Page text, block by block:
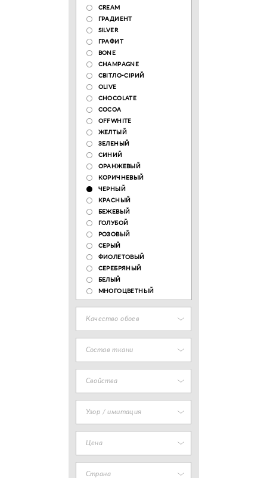
CREAM
ГРАДИЕНТ
SILVER
ГРАФИТ
BONE
CHAMPAGNE
СВІТЛО-СІРИЙ
OLIVE
CHOCOLATE
COCOA
OFFWHITE
ЖЕЛТЫЙ
ЗЕЛЕНЫЙ
СИНИЙ
ОРАНЖЕВЫЙ
КОРИЧНЕВЫЙ
ЧЕРНЫЙ
КРАСНЫЙ
БЕЖЕВЫЙ
ГОЛУБОЙ
РОЗОВЫЙ
СЕРЫЙ
ФИОЛЕТОВЫЙ
СЕРЕБРЯНЫЙ
БЕЛЫЙ
МНОГОЦВЕТНЫЙ
Качество обоев
Состав ткани
Свойства
Узор / имитация
Цена
Страна